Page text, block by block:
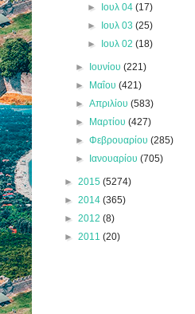
► Ιουλ 04 (17)
► Ιουλ 03 (25)
► Ιουλ 02 (18)
► Ιουνίου(221)
► Μαΐου(421)
►Απριλίου(583)
► Μαρτίου(427)
►Φεβρουαρίου(285)
► Ιανουαρίου(705)
► 2015 (5274)
► 2014 (365)
► 2012 (8)
► 2011 (20)